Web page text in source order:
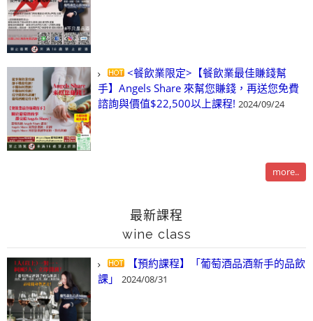
<餐飲業限定>【餐飲業最佳賺錢幫
手】Angels Share 來幫您賺錢，再送您免費
諮詢與價值$22,500以上課程! 2024/09/24
more..
最新課程
wine class
【預約課程】「葡萄酒品酒新手的品飲
課」
2024/08/31